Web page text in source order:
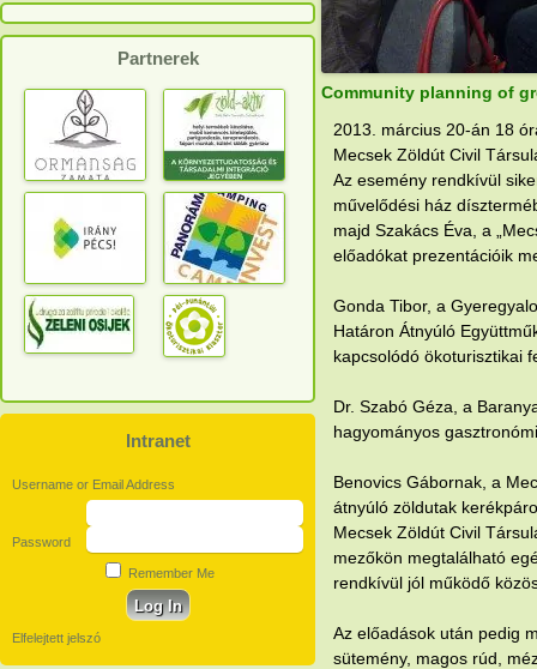
Community planning of
2013. március 20-án 18
Mecsek Zöldút Civil
Az esemény rendkívül
művelődési ház
majd Szakács Éva, a
előadókat prezentációik
Gonda Tibor, a
Határon Átnyúló
kapcsolódó ökoturisztikai
Dr. Szabó Géza, a
hagyományos
Benovics Gábornak, a
átnyúló zöldutak
Mecsek Zöldút Civil
mezőkön megtalálható
rendkívül jól működő
Az előadások után pedig
sütemény, magos rúd,
Partnerek
Intranet
Username or Email Address
Password
Remember Me
Elfelejtett jelszó